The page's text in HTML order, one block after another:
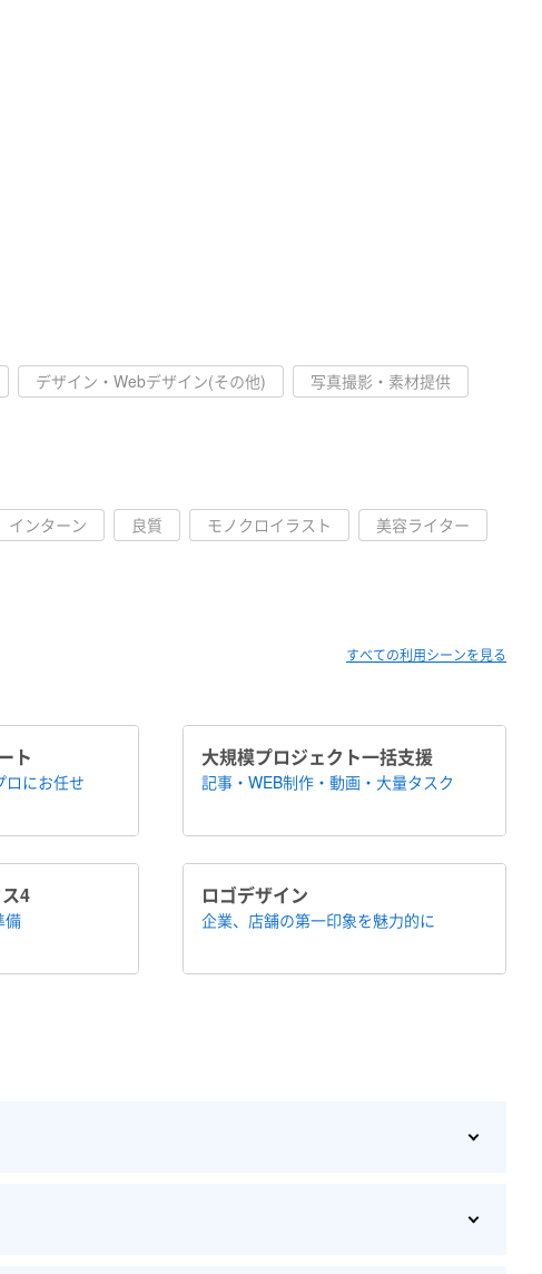
デザイン・Webデザイン(その他) 写真撮影・素材提供
インターン 良質 モノクロイラスト
美容ライター
すべての利用シーンを見る
ト
ロにお任せ
大規模プロジェクト​一括支援
記事・WEB制作・動画・大量タスク
4
備
ロゴデザイン
企業、店舗の​第一印象を魅力的に